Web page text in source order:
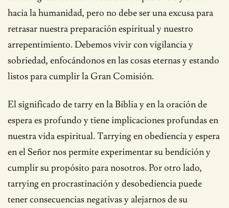
hacia la humanidad, pero no debe ser una excusa para
retrasar nuestra preparación espiritual y nuestro
arrepentimiento. Debemos vivir con vigilancia y
sobriedad, enfocándonos en las cosas eternas y estando
listos para cumplir la Gran Comisión.
El significado de tarry en la Biblia y en la oración de
espera es profundo y tiene implicaciones profundas en
nuestra vida espiritual. Tarrying en obediencia y espera
en el Señor nos permite experimentar su bendición y
cumplir su propósito para nosotros. Por otro lado,
tarrying en procrastinación y desobediencia puede
tener consecuencias negativas y alejarnos de su